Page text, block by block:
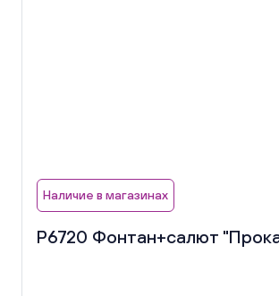
Наличие в магазинах
Р6720 Фонтан+салют